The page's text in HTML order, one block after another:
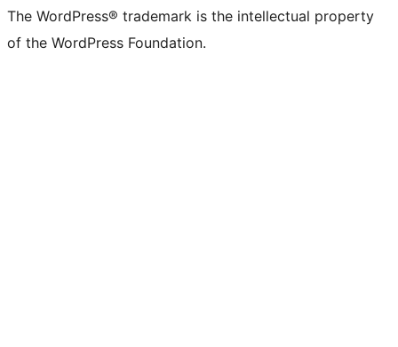
The WordPress® trademark is the intellectual property
of the WordPress Foundation.